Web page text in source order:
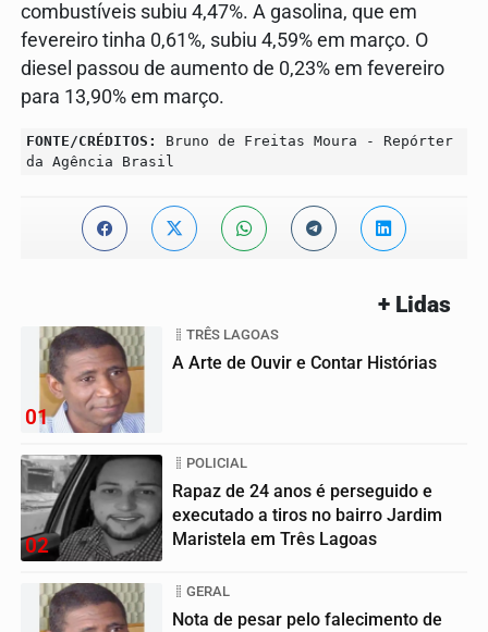
combustíveis subiu 4,47%. A gasolina, que em
fevereiro tinha 0,61%, subiu 4,59% em março. O
diesel passou de aumento de 0,23% em fevereiro
para 13,90% em março.
FONTE/CRÉDITOS:
Bruno de Freitas Moura - Repórter
da Agência Brasil
+ Lidas
01
TRÊS LAGOAS
A Arte de Ouvir e Contar Histórias
02
POLICIAL
Rapaz de 24 anos é perseguido e
executado a tiros no bairro Jardim
Maristela em Três Lagoas
GERAL
Nota de pesar pelo falecimento de